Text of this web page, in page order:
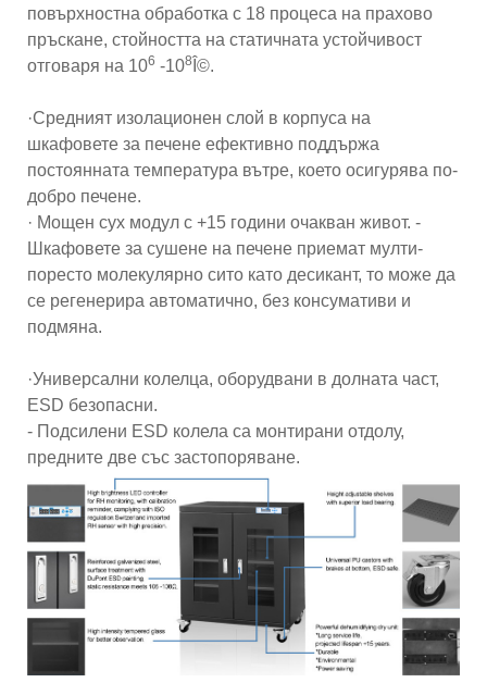
повърхностна обработка с 18 процеса на прахово
пръскане, стойността на статичната устойчивост
отговаря на 106 -108 Î©.
·Средният изолационен слой в корпуса на
шкафовете за печене ефективно поддържа
постоянната температура вътре, което осигурява по-
добро печене.
· Мощен сух модул с +15 години очакван живот. -
Шкафовете за сушене на печене приемат мулти-
поресто молекулярно сито като десикант, то може да
се регенерира автоматично, без консумативи и
подмяна.
·Универсални колелца, оборудвани в долната част,
ESD безопасни.
- Подсилени ESD колела са монтирани отдолу,
предните две със застопоряване.